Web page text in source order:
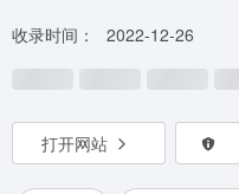
收录时间： 2022-12-26
打开网站